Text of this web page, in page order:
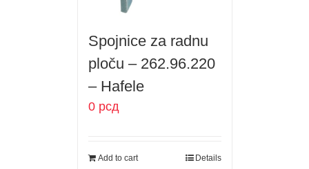
Spojnice za radnu
ploču – 262.96.220
– Hafele
0 рсд
Add to cart Details